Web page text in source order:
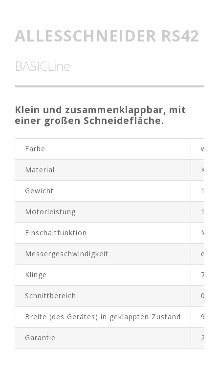
ALLESSCHNEIDER RS42
BASICLine
Klein und zusammenklappbar, mit
einer großen Schneidefläche.
Farbe
Material
Gewicht 1,90
Motorleistung 100
Einschaltfunktion
Messergeschwindigkeit
Klinge 72
Schnittbereich
Breite (des Gerätes) in geklappten Zustand 92
Garantie 2